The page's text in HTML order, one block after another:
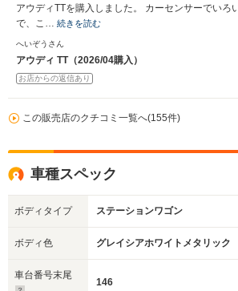
アウディTTを購入しました。 カーセンサーでいろ
で、こ… 続きを読む
へいぞうさん
アウディ TT（2026/04購入）
お店からの返信あり
この販売店のクチコミ一覧へ(155件)
車種スペック
ボディタイプ ステーションワゴン
ボディ色 グレイシアホワイトメタリック
車台番号末尾
146